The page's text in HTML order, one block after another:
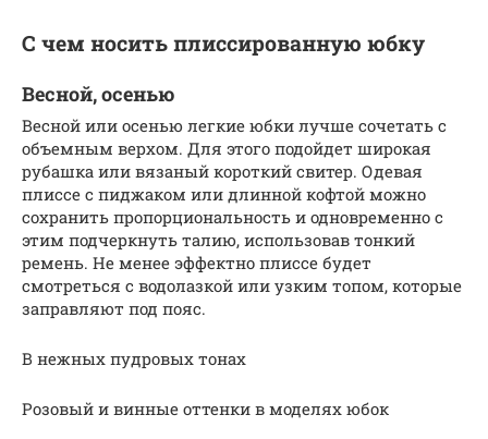
С чем носить плиссированную юбку
Весной, осенью
Весной или осенью легкие юбки лучше сочетать с
объемным верхом. Для этого подойдет широкая
рубашка или вязаный короткий свитер. Одевая
плиссе с пиджаком или длинной кофтой можно
сохранить пропорциональность и одновременно с
этим подчеркнуть талию, использовав тонкий
ремень. Не менее эффектно плиссе будет
смотреться с водолазкой или узким топом, которые
заправляют под пояс.
В нежных пудровых тонах
Розовый и винные оттенки в моделях юбок